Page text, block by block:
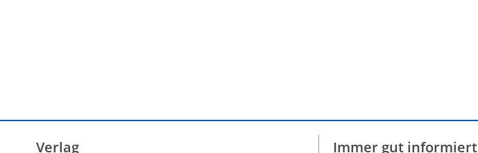
Verlag Immer gut informiert